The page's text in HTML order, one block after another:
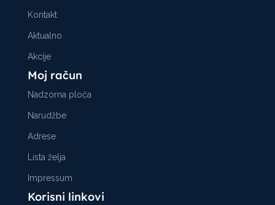
Kontakt
Aktualno
Akcije
Moj račun
Nadzorna ploča
Narudžbe
Adrese
Lista želja
Impressum
Korisni linkovi